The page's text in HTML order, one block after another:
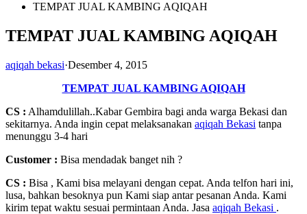
TEMPAT JUAL KAMBING AQIQAH
TEMPAT JUAL KAMBING AQIQAH
aqiqah bekasi·Desember 4, 2015
TEMPAT JUAL KAMBING AQIQAH
CS : Alhamdulillah..Kabar Gembira bagi anda warga Bekasi dan
sekitarnya. Anda ingin cepat melaksanakan aqiqah Bekasi tanpa
menunggu 3-4 hari
Customer : Bisa mendadak banget nih ?
CS : Bisa , Kami bisa melayani dengan cepat. Anda telfon hari ini,
lusa, bahkan besoknya pun Kami siap antar pesanan Anda. Kami
kirim tepat waktu sesuai permintaan Anda. Jasa aqiqah Bekasi .